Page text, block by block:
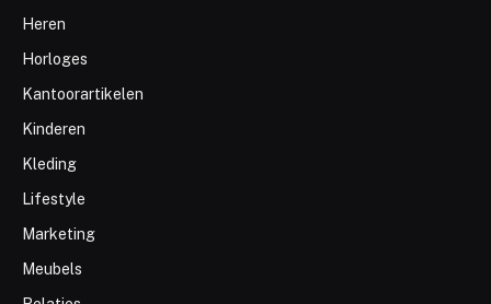
Heren
Horloges
Kantoorartikelen
Kinderen
Kleding
Lifestyle
Marketing
Meubels